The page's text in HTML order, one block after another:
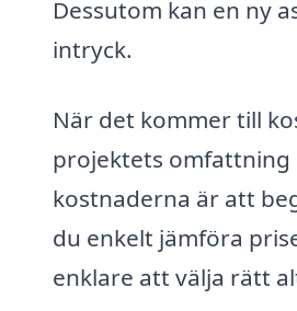
Dessutom kan en ny
intryck.
När det kommer till
projektets omfattning
kostnaderna är att
du enkelt jämföra
enklare att välja rätt